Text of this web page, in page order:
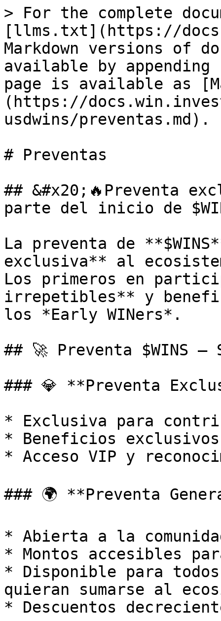
> For the complete
[llms.txt](https://
Markdown versions of
available by
page is available as
(https://
usdwins/preventas.md).
# Preventas
## &#x20;🔥Preventa
parte del inicio de
La preventa de
exclusiva** al
Los primeros en
irrepetibles** y
los *Early WINers*.
## 🚀 Preventa $WINS –
### 💎 **Preventa
* Exclusiva para
* Beneficios
* Acceso VIP y
### 🌍 **Preventa
* Abierta a la
* Montos accesibles
* Disponible para
quieran sumarse al
* Descuentos